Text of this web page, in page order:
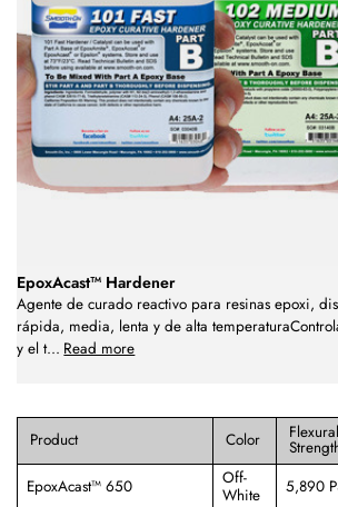
EpoxAcast™ Hardener
Agente de curado reactivo para resinas epoxi,
rápida, media, lenta y de alta
y el t... Read more
Product Color Flexural
EpoxAcast™ 650
Off-
White
5,890